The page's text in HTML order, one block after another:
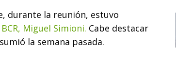
durante la reunión, estuvo
Miguel Simioni. Cabe destacar
la semana pasada.